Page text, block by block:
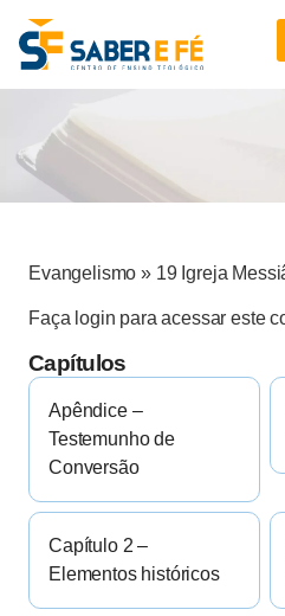
Evangelismo » 19 Igreja
Faça login para acessar este
Capítulos
Apêndice –
Testemunho de
Conversão
Capítulo 2 –
Elementos históricos